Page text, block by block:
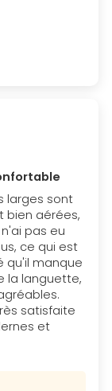
larges sont
bien aérées,
pas eu
ce qui est
qu'il manque
la languette,
satisfaite
et